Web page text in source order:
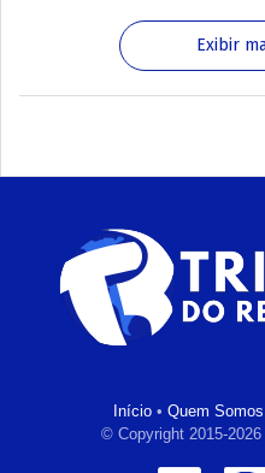
Exibir
Início• Quem Somos
© Copyright 2015-